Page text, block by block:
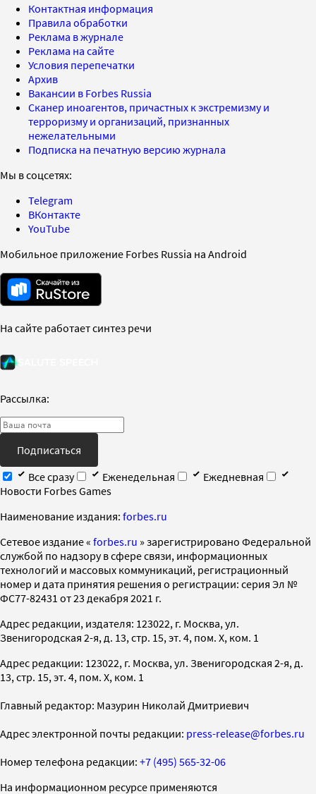
Контактная информация
Правила обработки
Реклама в журнале
Реклама на сайте
Условия перепечатки
Архив
Вакансии в Forbes Russia
Сканер иноагентов, причастных к экстремизму и
терроризму и организаций, признанных
нежелательными
Подписка на печатную версию журнала
Мы в соцсетях:
Telegram
ВКонтакте
YouTube
Мобильное приложение Forbes Russia на Android
На сайте работает синтез речи
Рассылка:
Подписаться
Все сразу
Еженедельная
Ежедневная
Новости Forbes Games
Наименование издания: forbes.ru
Cетевое издание « forbes.ru » зарегистрировано Федеральной
службой по надзору в сфере связи, информационных
технологий и массовых коммуникаций, регистрационный
номер и дата принятия решения о регистрации: серия Эл №
ФС77-82431 от 23 декабря 2021 г.
Адрес редакции, издателя: 123022, г. Москва, ул.
Звенигородская 2-я, д. 13, стр. 15, эт. 4, пом. X, ком. 1
Адрес редакции: 123022, г. Москва, ул. Звенигородская 2-я, д.
13, стр. 15, эт. 4, пом. X, ком. 1
Главный редактор: Мазурин Николай Дмитриевич
Адрес электронной почты редакции: press-release@forbes.ru
Номер телефона редакции: +7 (495) 565-32-06
На информационном ресурсе применяются